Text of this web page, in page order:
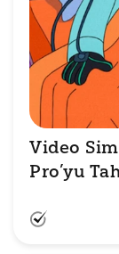
Video
Pro’yu